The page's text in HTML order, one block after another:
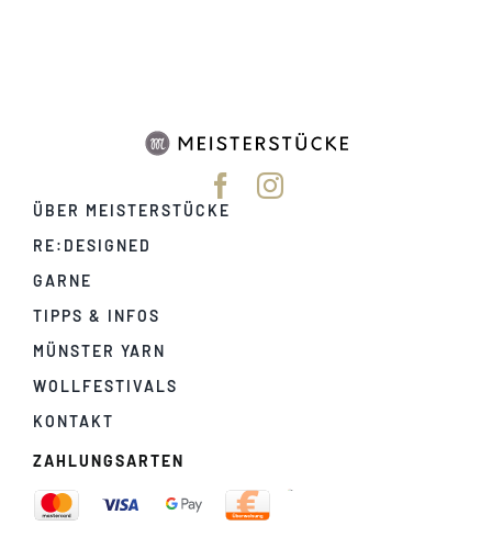
ÜBER MEISTERSTÜCKE
RE:DESIGNED
GARNE
TIPPS & INFOS
MÜNSTER YARN
WOLLFESTIVALS
KONTAKT
ZAHLUNGSARTEN